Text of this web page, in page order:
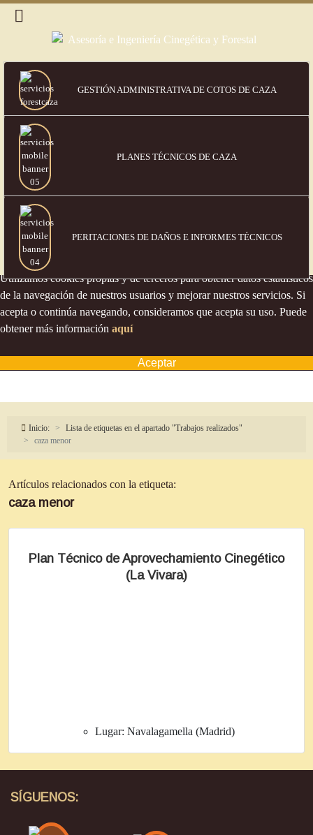
GESTIÓN ADMINISTRATIVA DE COTOS DE CAZA
PLANES TÉCNICOS DE CAZA
PERITACIONES DE DAÑOS E INFORMES TÉCNICOS
Política de cookies
Utilizamos cookies propias y de terceros para obtener datos estadísticos
de la navegación de nuestros usuarios y mejorar nuestros servicios. Si
acepta o continúa navegando, consideramos que acepta su uso. Puede
obtener más información aquí
Aceptar
Inicio:
Lista de etiquetas en el apartado "Trabajos realizados"
caza menor
Artículos relacionados con la etiqueta:
caza menor
Plan Técnico de Aprovechamiento Cinegético
(La Vivara)
Lugar: Navalagamella (Madrid)
SÍGUENOS: